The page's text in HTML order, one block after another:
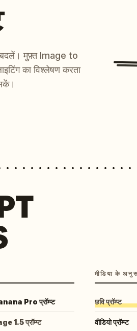
बदलें। मुफ़्त Image to
का विश्लेषण करता
Pro प्रॉम्प्ट
1.5 प्रॉम्प्ट
मीडिया के
छवि प्रॉम्प्ट
वीडियो प्रॉम्प्ट